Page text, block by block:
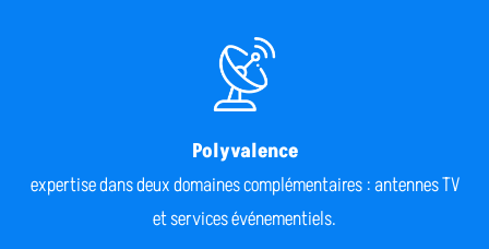
Polyvalence
expertise dans deux domaines complémentaires : antennes TV
et services événementiels.